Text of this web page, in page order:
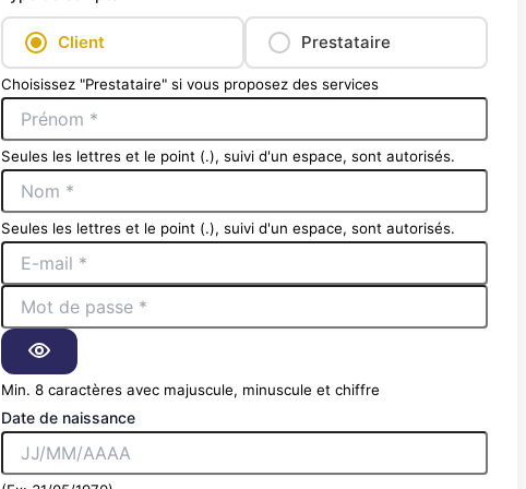
Client Prestataire
Choisissez "Prestataire" si vous proposez des services
Seules les lettres et le point (.), suivi d'un espace, sont autorisés.
Seules les lettres et le point (.), suivi d'un espace, sont autorisés.
Min. 8 caractères avec majuscule, minuscule et chiffre
Date de naissance